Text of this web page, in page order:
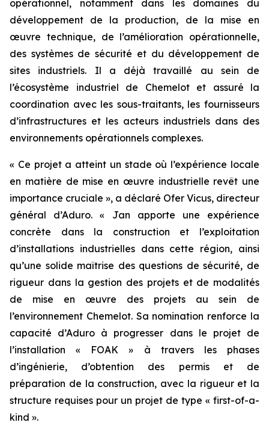
opérationnel, notamment dans les domaines du
développement de la production, de la mise en
œuvre technique, de l’amélioration opérationnelle,
des systèmes de sécurité et du développement de
sites industriels. Il a déjà travaillé au sein de
l’écosystème industriel de Chemelot et assuré la
coordination avec les sous-traitants, les fournisseurs
d’infrastructures et les acteurs industriels dans des
environnements opérationnels complexes.
« Ce projet a atteint un stade où l’expérience locale
en matière de mise en œuvre industrielle revêt une
importance cruciale », a déclaré Ofer Vicus, directeur
général d’Aduro. « Jan apporte une expérience
concrète dans la construction et l’exploitation
d’installations industrielles dans cette région, ainsi
qu’une solide maîtrise des questions de sécurité, de
rigueur dans la gestion des projets et de modalités
de mise en œuvre des projets au sein de
l’environnement Chemelot. Sa nomination renforce la
capacité d’Aduro à progresser dans le projet de
l’installation « FOAK » à travers les phases
d’ingénierie, d’obtention des permis et de
préparation de la construction, avec la rigueur et la
structure requises pour un projet de type « first-of-a-
kind ».